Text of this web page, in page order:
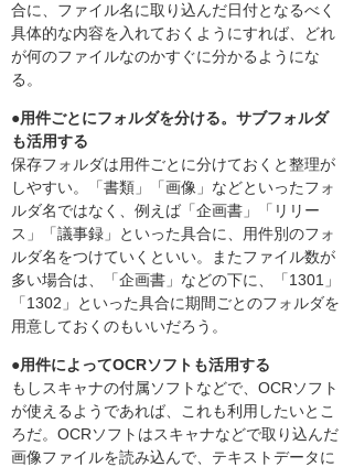
合に、ファイル名に取り込んだ日付となるべく
具体的な内容を入れておくようにすれば、どれ
が何のファイルなのかすぐに分かるようにな
る。
●用件ごとにフォルダを分ける。サブフォルダ
も活用する
保存フォルダは用件ごとに分けておくと整理が
しやすい。「書類」「画像」などといったフォ
ルダ名ではなく、例えば「企画書」「リリー
ス」「議事録」といった具合に、用件別のフォ
ルダ名をつけていくといい。またファイル数が
多い場合は、「企画書」などの下に、「1301」
「1302」といった具合に期間ごとのフォルダを
用意しておくのもいいだろう。
●用件によってOCRソフトも活用する
もしスキャナの付属ソフトなどで、OCRソフト
が使えるようであれば、これも利用したいとこ
ろだ。OCRソフトはスキャナなどで取り込んだ
画像ファイルを読み込んで、テキストデータに